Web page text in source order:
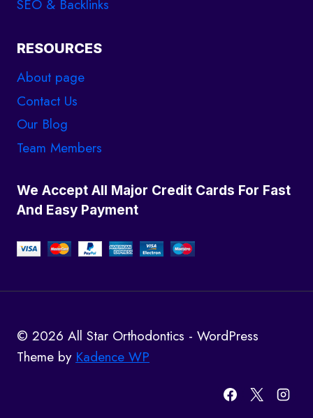
SEO & Backlinks
RESOURCES
About page
Contact Us
Our Blog
Team Members
We Accept All Major Credit Cards For Fast
And Easy Payment
© 2026 All Star Orthodontics - WordPress
Theme by Kadence WP